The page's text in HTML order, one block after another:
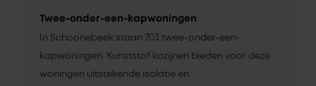
Twee-onder-een-kapwoningen
In Schoonebeek staan 703 twee-onder-een-
kapwoningen. Kunststof kozijnen bieden voor deze
woningen uitstekende isolatie en